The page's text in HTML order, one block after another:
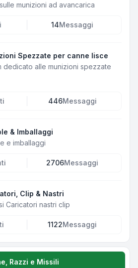
munizioni ad avancarica
14Messaggi
Spezzate per canne lisce
dedicato alle munizioni spezzate
446Messaggi
& Imballaggi
e imballaggi
2706Messaggi
Clip & Nastri
Caricatori nastri clip
1122Messaggi
Razzi e Missili